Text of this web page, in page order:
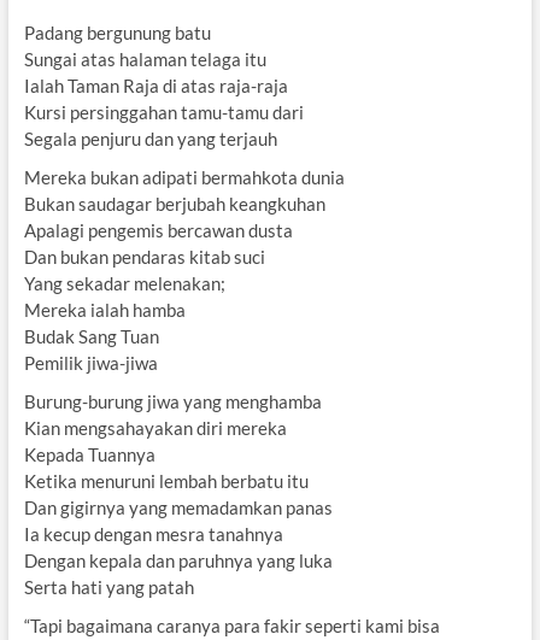
Padang bergunung batu
Sungai atas halaman telaga itu
Ialah Taman Raja di atas raja-raja
Kursi persinggahan tamu-tamu dari
Segala penjuru dan yang terjauh
Mereka bukan adipati bermahkota dunia
Bukan saudagar berjubah keangkuhan
Apalagi pengemis bercawan dusta
Dan bukan pendaras kitab suci
Yang sekadar melenakan;
Mereka ialah hamba
Budak Sang Tuan
Pemilik jiwa-jiwa
Burung-burung jiwa yang menghamba
Kian mengsahayakan diri mereka
Kepada Tuannya
Ketika menuruni lembah berbatu itu
Dan gigirnya yang memadamkan panas
Ia kecup dengan mesra tanahnya
Dengan kepala dan paruhnya yang luka
Serta hati yang patah
“Tapi bagaimana caranya para fakir seperti kami bisa